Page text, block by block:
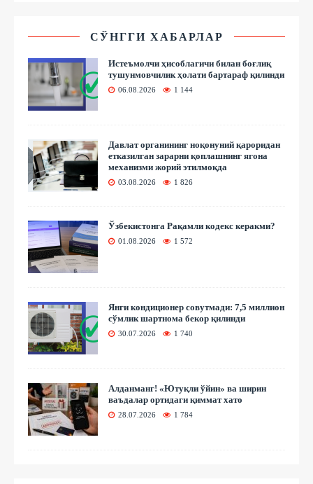
СЎНГГИ ХАБАРЛАР
Истеъмолчи ҳисоблагичи билан боғлиқ
тушунмовчилик ҳолати бартараф қилинди
06.08.2026 1 144
Давлат органининг ноқонуний қароридан
етказилган зарарни қоплашнинг ягона
механизми жорий этилмоқда
03.08.2026 1 826
Ўзбекистонга Рақамли кодекс керакми?
01.08.2026 1 572
Янги кондиционер совутмади: 7,5 миллион
сўмлик шартнома бекор қилинди
30.07.2026 1 740
Алданманг! «Ютуқли ўйин» ва ширин
ваъдалар ортидаги қиммат хато
28.07.2026 1 784